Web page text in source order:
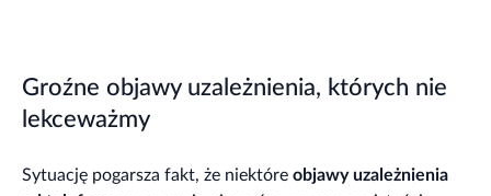
Groźne objawy uzależnienia, których nie
lekceważmy
Sytuację pogarsza fakt, że niektóre objawy uzależnienia